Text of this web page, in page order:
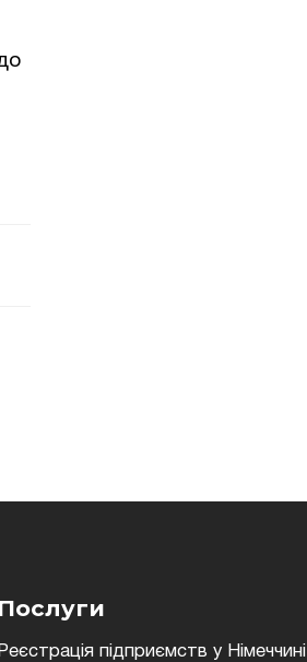
Послуги
Реєстрація підприємств у Німеччині